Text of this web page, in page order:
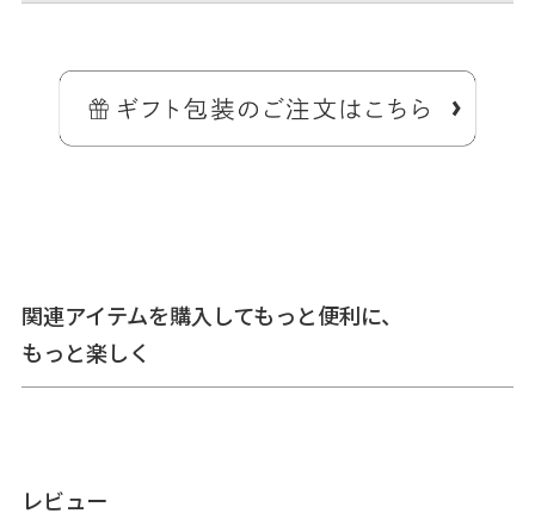
読書好きさんの為のシンプルなブックカバー。
文庫本やA6サイズが収納可能なブックカバーです。バッグの中で本が
ボロボロになるのを防いでくれるので、通勤・通学の電車や、外出先
しても◎。
関連アイテムを購入してもっと便利に、
もっと楽しく
レビュー